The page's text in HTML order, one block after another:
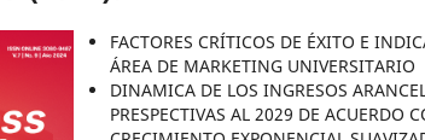
FACTORES CRÍTICOS DE ÉXITO E
ÁREA DE MARKETING UNIVERSITARIO
DINAMICA DE LOS INGRESOS
PRESPECTIVAS AL 2029 DE ACUERDO